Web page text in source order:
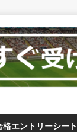
格エントリーシート